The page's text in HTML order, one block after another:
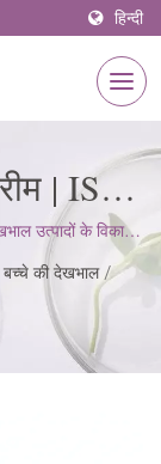
हिन्दी
| ISO
निर्माता
उत्पादों के विकास
प्रैक्टिसेज (GMP)
एक सख्त दृष्टिकोण
बच्चे की देखभाल /